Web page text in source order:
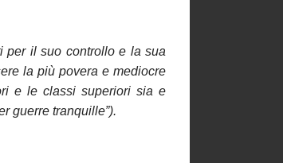
per il suo controllo e la sua
la più povera e mediocre
e le classi superiori sia e
guerre tranquille”).